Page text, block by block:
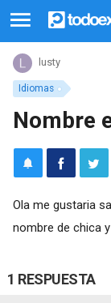
Idiomas
lusty
Nombre
Ola me gustaria
nombre de chica
1 RESPUESTA